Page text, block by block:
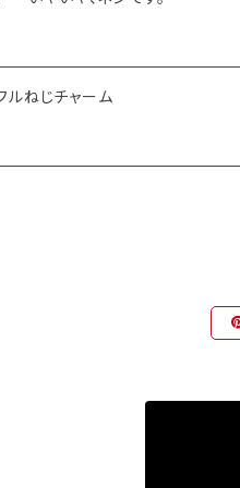
ルねじチャーム